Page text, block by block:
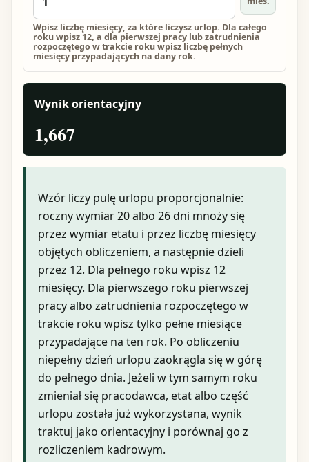
Wpisz liczbę miesięcy, za które liczysz urlop. Dla całego
roku wpisz 12, a dla pierwszej pracy lub zatrudnienia
rozpoczętego w trakcie roku wpisz liczbę pełnych
miesięcy przypadających na dany rok.
Wynik orientacyjny
1,667
Wzór liczy pulę urlopu proporcjonalnie:
roczny wymiar 20 albo 26 dni mnoży się
przez wymiar etatu i przez liczbę miesięcy
objętych obliczeniem, a następnie dzieli
przez 12. Dla pełnego roku wpisz 12
miesięcy. Dla pierwszego roku pierwszej
pracy albo zatrudnienia rozpoczętego w
trakcie roku wpisz tylko pełne miesiące
przypadające na ten rok. Po obliczeniu
niepełny dzień urlopu zaokrągla się w górę
do pełnego dnia. Jeżeli w tym samym roku
zmieniał się pracodawca, etat albo część
urlopu została już wykorzystana, wynik
traktuj jako orientacyjny i porównaj go z
rozliczeniem kadrowym.